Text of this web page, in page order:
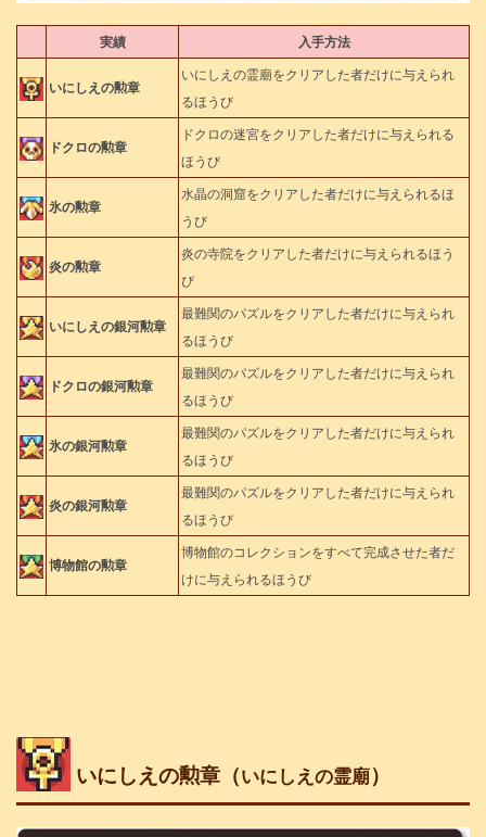
実績 入手方法
いにしえの勲章
いにしえの霊廟をクリアした者だけに与えられ
るほうび
ドクロの勲章
ドクロの迷宮をクリアした者だけに与えられる
ほうび
氷の勲章
水晶の洞窟をクリアした者だけに与えられるほ
うび
炎の勲章
炎の寺院をクリアした者だけに与えられるほう
び
いにしえの銀河勲章
最難関のパズルをクリアした者だけに与えられ
るほうび
ドクロの銀河勲章
最難関のパズルをクリアした者だけに与えられ
るほうび
氷の銀河勲章
最難関のパズルをクリアした者だけに与えられ
るほうび
炎の銀河勲章
最難関のパズルをクリアした者だけに与えられ
るほうび
博物館の勲章
博物館のコレクションをすべて完成させた者だ
けに与えられるほうび
いにしえの勲章（いにしえの霊廟）